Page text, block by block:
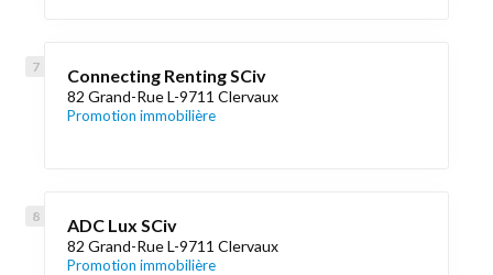
Connecting Renting SCiv
82 Grand-Rue L-9711 Clervaux
Promotion immobilière
ADC Lux SCiv
82 Grand-Rue L-9711 Clervaux
Promotion immobilière